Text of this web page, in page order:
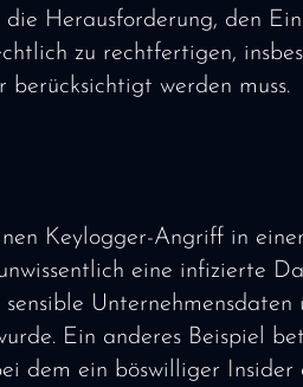
Herausforderung, den
zu rechtfertigen,
werden muss.
Keylogger-Angriff in
eine infizierte
Ein anderes Beispiel
dem ein böswilliger